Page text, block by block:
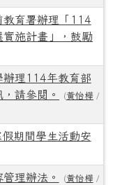
教育署辦理「114
施計畫」，鼓勵
辦理114年教育部
請參閱。
(黃怡樺 /
期間學生活動安
理辦法。 (黃怡樺/